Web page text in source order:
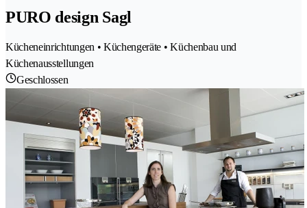
PURO design Sagl
Kücheneinrichtungen • Küchengeräte • Küchenbau und
Küchenausstellungen
Geschlossen